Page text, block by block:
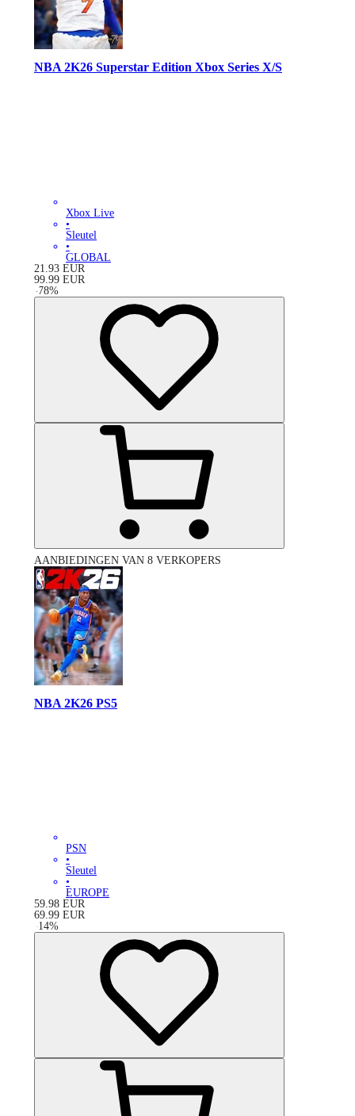
NBA 2K26 Superstar Edition Xbox Series X/S
Xbox Live
•
Sleutel
•
GLOBAL
21.93 EUR
99.99 EUR
-78%
AANBIEDINGEN VAN 8 VERKOPERS
NBA 2K26 PS5
PSN
•
Sleutel
•
EUROPE
59.98 EUR
69.99 EUR
-14%